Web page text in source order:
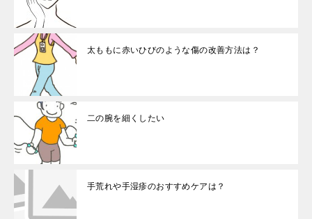
太ももに赤いひびのような傷の改善方法は？
二の腕を細くしたい
手荒れや手湿疹のおすすめケアは？